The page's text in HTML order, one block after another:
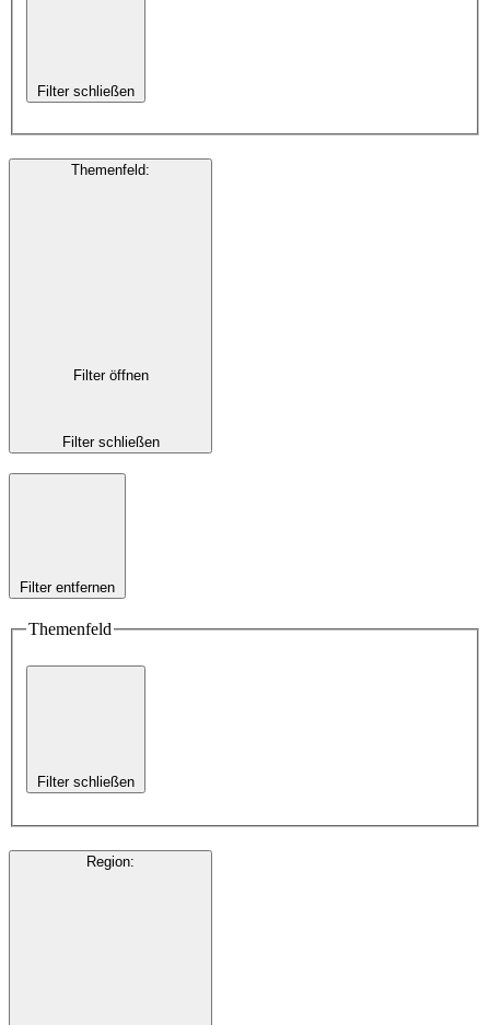
Filter schließen
Themenfeld:
Filter öffnen
Filter schließen
Filter entfernen
Themenfeld
Filter schließen
Region: